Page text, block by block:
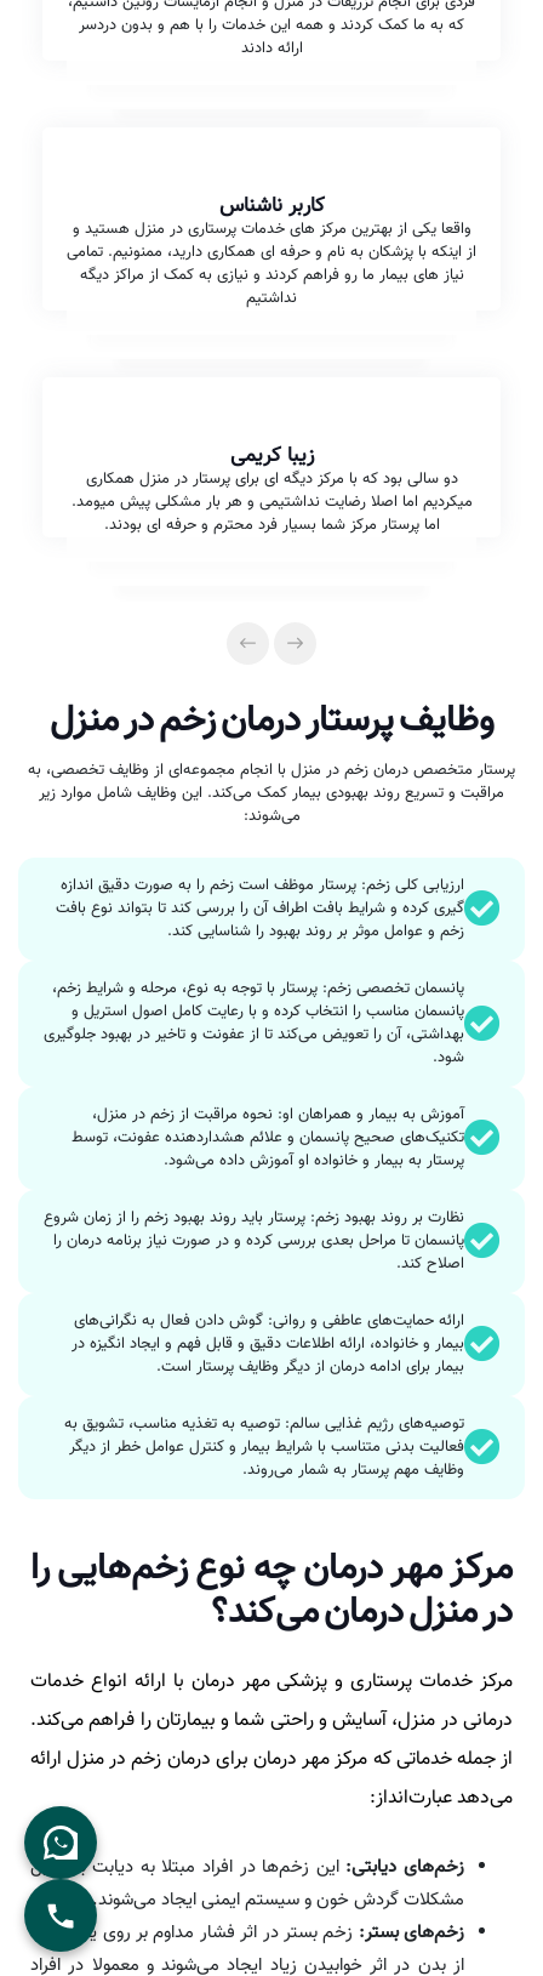
که به ما کمک کردند و همه این خدمات را با هم و بدون دردسر
ارائه دادند
کاربر ناشناس
واقعا یکی از بهترین مرکز های خدمات پرستاری در منزل هستید و
از اینکه با پزشکان به نام و حرفه ای همکاری دارید، ممنونیم. تمامی
نیاز های بیمار ما رو فراهم کردند و نیازی به کمک از مراکز دیگه
نداشتیم
زیبا کریمی
دو سالی بود که با مرکز دیگه ای برای پرستار در منزل همکاری
میکردیم اما اصلا رضایت نداشتیمی و هر بار مشکلی پیش میومد.
اما پرستار مرکز شما بسیار فرد محترم و حرفه ای بودند.
وظایف پرستار درمان زخم در منزل
پرستار متخصص درمان زخم در منزل با انجام مجموعه‌ای از وظایف تخصصی، به
مراقبت و تسریع روند بهبودی بیمار کمک می‌کند. این وظایف شامل موارد زیر
می‌شوند:
ارزیابی کلی زخم: پرستار موظف است زخم را به صورت دقیق اندازه
گیری کرده و شرایط بافت اطراف آن را بررسی کند تا بتواند نوع بافت
زخم و عوامل موثر بر روند بهبود را شناسایی کند.
پانسمان تخصصی زخم: پرستار با توجه به نوع، مرحله و شرایط زخم،
پانسمان مناسب را انتخاب کرده و با رعایت کامل اصول استریل و
بهداشتی، آن را تعویض می‌کند تا از عفونت و تاخیر در بهبود جلوگیری
شود.
آموزش به بیمار و همراهان او: نحوه مراقبت از زخم در منزل،
تکنیک‌های صحیح پانسمان و علائم هشداردهنده عفونت، توسط
پرستار به بیمار و خانواده او آموزش داده می‌شود.
نظارت بر روند بهبود زخم: پرستار باید روند بهبود زخم را از زمان شروع
پانسمان تا مراحل بعدی بررسی کرده و در صورت نیاز برنامه درمان را
اصلاح کند.
ارائه حمایت‌های عاطفی و روانی: گوش دادن فعال به نگرانی‌های
بیمار و خانواده، ارائه اطلاعات دقیق و قابل فهم و ایجاد انگیزه در
بیمار برای ادامه درمان از دیگر وظایف پرستار است.
توصیه‌های رژیم غذایی سالم: توصیه به تغذیه مناسب، تشویق به
فعالیت بدنی متناسب با شرایط بیمار و کنترل عوامل خطر از دیگر
وظایف مهم پرستار به شمار می‌روند.
مرکز مهر درمان چه نوع زخم‌هایی را
در منزل درمان می‌کند؟
مرکز خدمات پرستاری و پزشکی مهر درمان با ارائه انواع خدمات
درمانی در منزل، آسایش و راحتی شما و بیمارتان را فراهم می‌کند.
از جمله خدماتی که مرکز مهر درمان برای درمان زخم در منزل ارائه
می‌دهد عبارت‌انداز:
زخم‌های دیابتی: این زخم‌ها در افراد مبتلا به دیابت به دلیل
مشکلات گردش خون و سیستم ایمنی ایجاد می‌شوند.
زخم‌های بستر: زخم بستر در اثر فشار مداوم بر روی یک ناحیه
از بدن در اثر خوابیدن زیاد ایجاد می‌شوند و معمولا در افراد